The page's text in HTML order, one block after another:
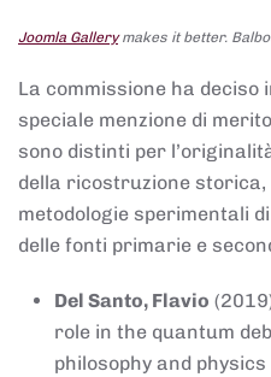
Joomla Gallerymakes it better.
La commissione ha
speciale menzione di
sono distinti per
della ricostruzione storica,
metodologie sperimentali
delle fonti primarie e
Del Santo, Flavio
role in the quantum
philosophy and